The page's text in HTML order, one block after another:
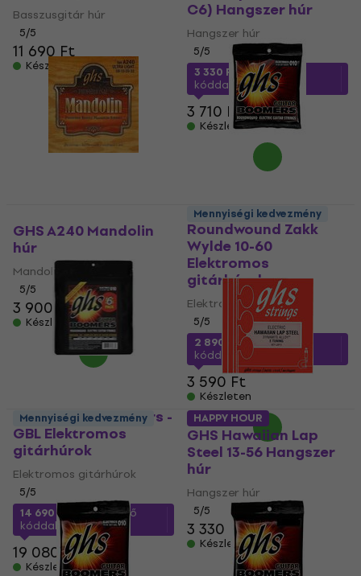
Basszusgitár húr
5/5
11 690 Ft
Készleten
C6) Hangszer húr
Hangszer húr
5/5
3 330 Fta következő
kóddal MUZMUZ-10
3 710 Ft
Készleten
GHS A240 Mandolin
húr
Mandolin húr
5/5
3 900 Ft
Készleten
GHS Boomers
Roundwound Zakk
Wylde 10-60
Elektromos
gitárhúrok
Elektromos gitárhúrok
5/5
2 890 Fta következő
kóddal MUZMUZ-15
3 590 Ft
Készleten
GHS Guitar Boomers -
GBL Elektromos
gitárhúrok
Elektromos gitárhúrok
5/5
14 690 Ft
a következő
kóddalMUZMUZ-20
19 080 Ft
Készleten
Mennyiségi kedvezmény
GHS Hawaiian Lap
Steel 13-56 Hangszer
húr
Hangszer húr
5/5
3 330 Ft
Készleten
Mennyiségi kedvezmény HAPPY HOUR